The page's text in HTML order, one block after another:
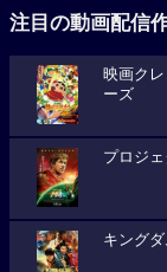
注目の動画配信
映画ク
ーズ
プロジ
キング